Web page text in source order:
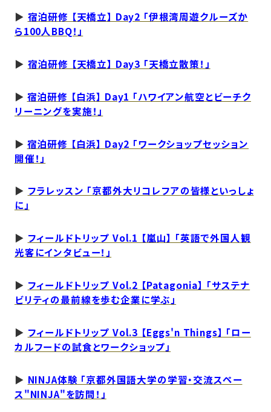
▶︎ 宿泊研修 【天橋立】 Day2 「伊根湾周遊クルーズか
ら100人BBQ！」
▶︎ 宿泊研修 【天橋立】 Day3 「天橋立散策！」
▶ 宿泊研修 【白浜】 Day1 「ハワイアン航空とビーチク
リーニングを実施！」
▶ 宿泊研修 【白浜】 Day2 「ワークショップセッション
開催！」
▶ フラレッスン 「京都外大リコレフアの皆様といっしょ
に」
▶︎ フィールドトリップ Vol.1 【嵐山】 「英語で外国人観
光客にインタビュー！」
▶︎ フィールドトリップ Vol.2 【Patagonia】 「サステナ
ビリティの最前線を歩む企業に学ぶ」
▶︎ フィールドトリップ Vol.3 【Eggs'n Things】 「ロー
カルフードの試食とワークショップ」
▶︎ NINJA体験 「京都外国語大学の学習・交流スペー
ス"NINJA"を訪問！」